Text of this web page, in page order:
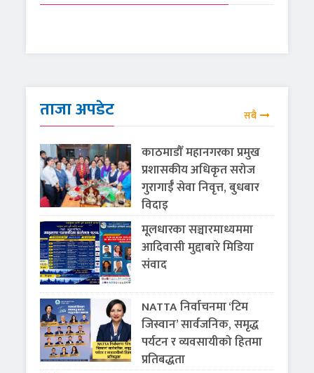
ताजा अपडेट सबै
काठमाडौँ महानगरका प्रमुख
प्रशासकीय अधिकृत सरोज
गुरागाईँ सेवा निवृत्त, बुधबार
विदाइ
मूलधारका सञ्चारमाध्यममा
आदिवासी मुद्दाबारे मिडिया
संवाद
NATTA निर्वाचनमा ‘टिम
जिस्वान’ सार्वजनिक, समृद्ध
पर्यटन र व्यवसायीको हितमा
प्रतिबद्धता